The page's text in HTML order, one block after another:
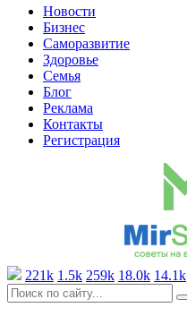
Новости
Бизнес
Саморазвитие
Здоровье
Семья
Блог
Реклама
Контакты
Регистрация
221k 1.5k 259k 18.0k 14.1k